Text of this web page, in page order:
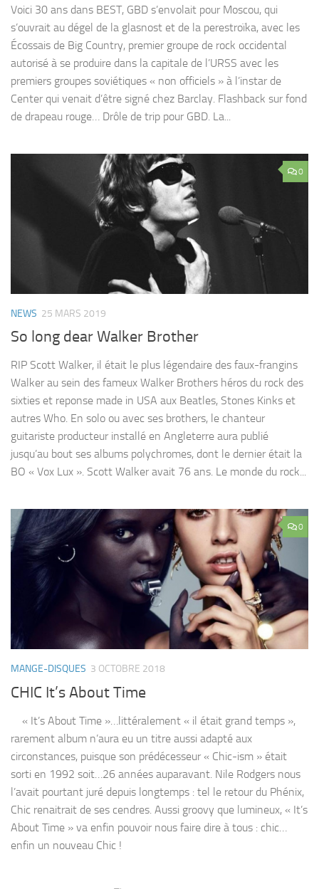
Voici 30 ans dans BEST, GBD s’envolait pour Moscou, qui
s’ouvrait au dégel de la glasnost et de la perestroïka, avec les
Écossais de Big Country, premier groupe de rock occidental
autorisé à se produire dans la capitale de l’URSS avec les
premiers groupes soviétiques « non officiels » à l’instar de
Center qui venait d’être signé chez Barclay. Flashback sur fond
de drapeau rouge… Drôle de trip pour GBD. La...
0
NEWS 25 MARS 2019
So long dear Walker Brother
RIP Scott Walker, il était le plus légendaire des faux-frangins
Walker au sein des fameux Walker Brothers héros du rock des
sixties et reponse made in USA aux Beatles, Stones Kinks et
autres Who. En solo ou avec ses brothers, le chanteur
guitariste producteur installé en Angleterre aura publié
jusqu’au bout ses albums polychromes, dont le dernier était la
BO « Vox Lux ». Scott Walker avait 76 ans. Le monde du rock...
0
MANGE-DISQUES 3 OCTOBRE 2018
CHIC It’s About Time
« It’s About Time »…littéralement « il était grand temps »,
rarement album n’aura eu un titre aussi adapté aux
circonstances, puisque son prédécesseur « Chic-ism » était
sorti en 1992 soit…26 années auparavant. Nile Rodgers nous
l’avait pourtant juré depuis longtemps : tel le retour du Phénix,
Chic renaitrait de ses cendres. Aussi groovy que lumineux, « It’s
About Time » va enfin pouvoir nous faire dire à tous : chic…
enfin un nouveau Chic !